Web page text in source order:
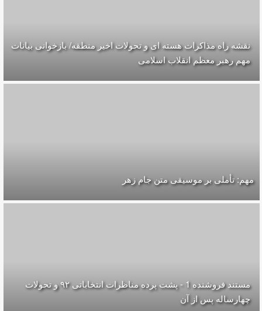
نقشه راه مذاکرات هسته ای و تحولات اخیر منطقه/ بازخوانی بیانات
مهم رهبر معظم انقلاب اسلامی
مهم: تأملی بر موسیقی متن جام زهر
مستند فروشنده 1 - پشت پرده مناظرات انتخاباتی ۹۲ و تحولات
چهارساله پس از آن